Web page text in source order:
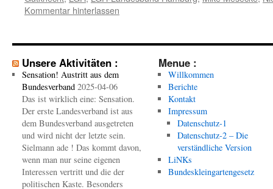
Kommentar hinterlassen
Unsere Aktivitäten :
Sensation! Austritt aus dem
Bundesverband 2025-04-06
Das ist wirklich eine: Sensation.
Der erste Landesverband ist aus
dem Bundesverband ausgetreten
und wird nicht der letzte sein.
Sielmann ade ! Das kommt davon,
wenn man nur seine eigenen
Interessen vertritt und die der
politischen Kaste. Besonders
Menue :
Willkommen
Berichte
Kontakt
Impressum
Datenschutz-1
Datenschutz-2 – Die
verständliche Version
LiNKs
Bundeskleingartengesetz